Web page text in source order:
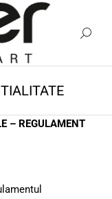
– REGULAMENT